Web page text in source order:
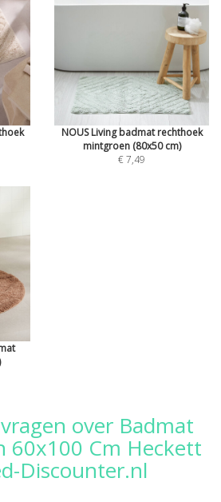
NOUS Living badmat rechthoek
mintgroen (80x50 cm)
€ 7,49
over Badmat
60x100 Cm Heckett
Discounter.nl